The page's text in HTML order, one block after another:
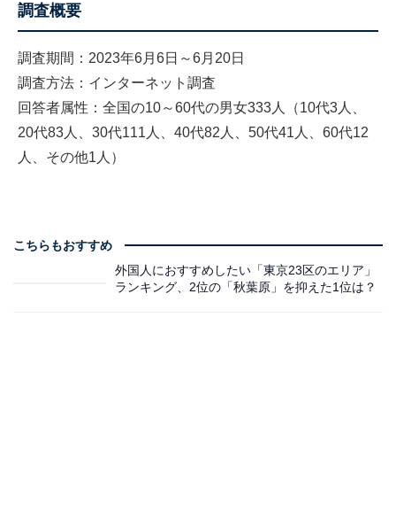
調査概要
調査期間：2023年6月6日～6月20日
調査方法：インターネット調査
回答者属性：全国の10～60代の男女333人（10代3人、
20代83人、30代111人、40代82人、50代41人、60代12
人、その他1人）
こちらもおすすめ
外国人におすすめしたい「東京23区のエリア」
ランキング、2位の「秋葉原」を抑えた1位は？